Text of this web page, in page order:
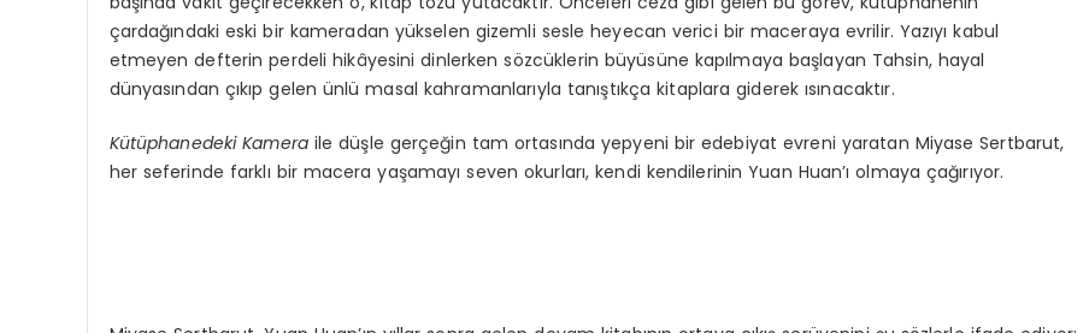
çardağındaki eski bir kameradan yükselen gizemli sesle heyecan verici bir maceraya evrilir. Yazıyı kabul
etmeyen defterin perdeli hikâyesini dinlerken sözcüklerin büyüsüne kapılmaya başlayan Tahsin, hayal
dünyasından çıkıp gelen ünlü masal kahramanlarıyla tanıştıkça kitaplara giderek ısınacaktır.
Kütüphanedeki Kamera ile düşle gerçeğin tam ortasında yepyeni bir edebiyat evreni yaratan Miyase Sertbarut,
her seferinde farklı bir macera yaşamayı seven okurları, kendi kendilerinin Yuan Huan’ı olmaya çağırıyor.